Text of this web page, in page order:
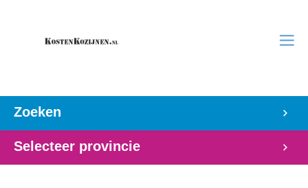
Zoeken
Selecteer provincie